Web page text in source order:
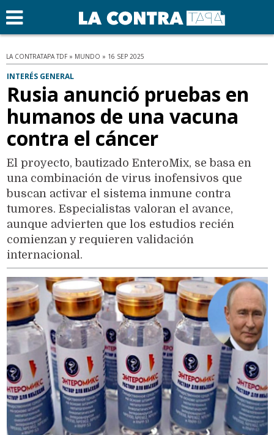
LA CONTRATAPA TDF » MUNDO » 16 SEP 2025
INTERÉS GENERAL
Rusia anunció pruebas en
humanos de una vacuna
contra el cáncer
El proyecto, bautizado EnteroMix, se basa en
una combinación de virus inofensivos que
buscan activar el sistema inmune contra
tumores. Especialistas valoran el avance,
aunque advierten que los estudios recién
comienzan y requieren validación
internacional.